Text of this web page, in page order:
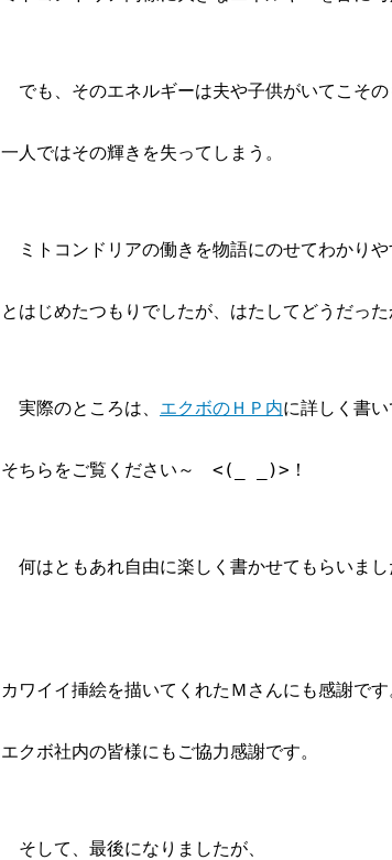
でも、そのエネルギーは夫や子供がいてこその
一人ではその輝きを失ってしまう。
ミトコンドリアの働きを物語にのせてわかりや
とはじめたつもりでしたが、はたしてどうだ
実際のところは、 エクボのＨＰ内に詳しく書い
そちらをご覧ください～　<(_ _)>！
何はともあれ自由に楽しく書かせてもらいまし
カワイイ挿絵を描いてくれたＭさんにも感謝です
エクボ社内の皆様にもご協力感謝です。
そして、最後になりましたが、